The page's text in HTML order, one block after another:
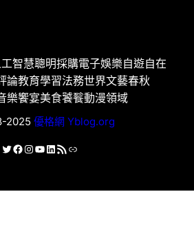
智慧聰明採購電子娛樂自遊自在
論教育學習法務世界文藝春秋
樂饗宴美食饕餮動漫領域
2025 優格網 Yblog.org
X Facebook
Instagram
YouTube
LinkedIn
RSS 資訊提供連結